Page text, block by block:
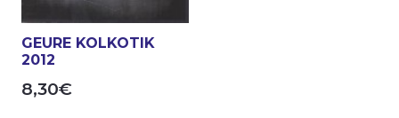
GEURE KOLKOTIK
2012
8,30€